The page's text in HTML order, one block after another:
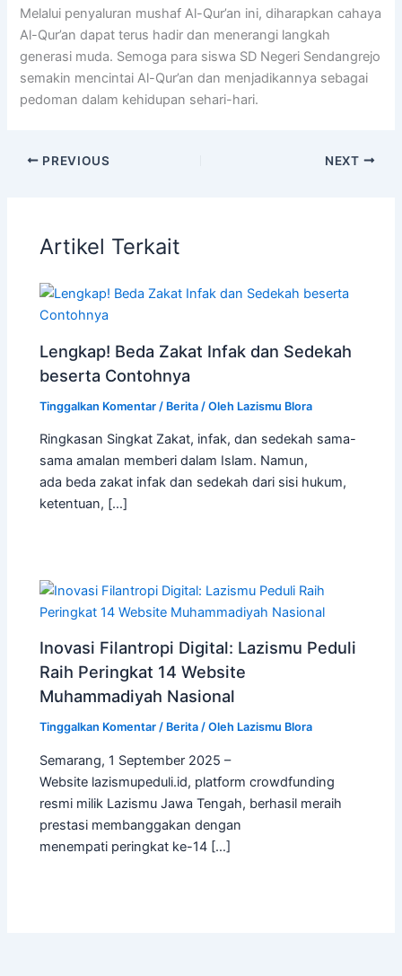
Melalui penyaluran mushaf Al-Qur’an ini, diharapkan cahaya
Al-Qur’an dapat terus hadir dan menerangi langkah
generasi muda. Semoga para siswa SD Negeri Sendangrejo
semakin mencintai Al-Qur’an dan menjadikannya sebagai
pedoman dalam kehidupan sehari-hari.
PREVIOUS NEXT
Artikel Terkait
Lengkap! Beda Zakat Infak dan Sedekah
beserta Contohnya
Tinggalkan Komentar / Berita / Oleh Lazismu Blora
Ringkasan Singkat Zakat, infak, dan sedekah sama-
sama amalan memberi dalam Islam. Namun,
ada beda zakat infak dan sedekah dari sisi hukum,
ketentuan, […]
Inovasi Filantropi Digital: Lazismu Peduli
Raih Peringkat 14 Website
Muhammadiyah Nasional
Tinggalkan Komentar / Berita / Oleh Lazismu Blora
Semarang, 1 September 2025 –
Website lazismupeduli.id, platform crowdfunding
resmi milik Lazismu Jawa Tengah, berhasil meraih
prestasi membanggakan dengan
menempati peringkat ke-14 […]